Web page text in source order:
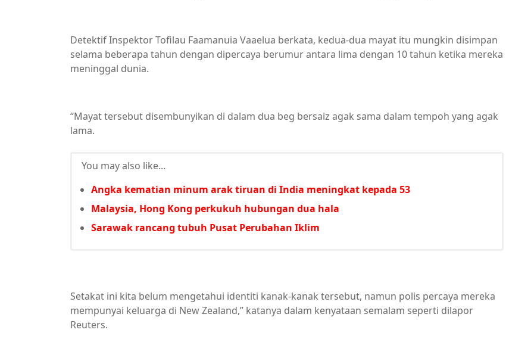
Detektif Inspektor Tofilau Faamanuia Vaaelua berkata, kedua-dua mayat itu mungkin disimpan
selama beberapa tahun dengan dipercaya berumur antara lima dengan 10 tahun ketika mereka
meninggal dunia.
“Mayat tersebut disembunyikan di dalam dua beg bersaiz agak sama dalam tempoh yang agak
lama.
You may also like...
Angka kematian minum arak tiruan di India meningkat kepada 53
Malaysia, Hong Kong perkukuh hubungan dua hala
Sarawak rancang tubuh Pusat Perubahan Iklim
Setakat ini kita belum mengetahui identiti kanak-kanak tersebut, namun polis percaya mereka
mempunyai keluarga di New Zealand,” katanya dalam kenyataan semalam seperti dilapor
Reuters.